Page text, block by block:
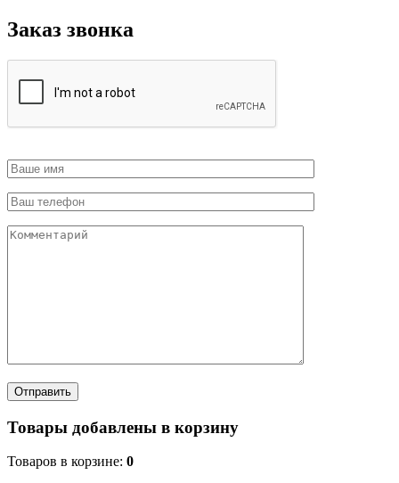
Заказ звонка
Товары добавлены в корзину
Товаров в корзине: 0